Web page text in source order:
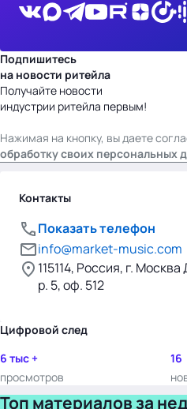
Подпишитесь
на новости ритейла
Получайте новости
индустрии ритейла первым!
Нажимая на кнопку, вы даете
обработку своих персональных
Контакты
Показать телефон
info@market-music.com
115114, Россия, г.
р. 5, оф. 512
Цифровой след
6 тыс +
просмотров
16
Топ материалов за